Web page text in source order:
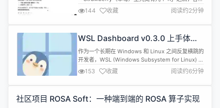
AI 厂商的主力模型，又集体栽进了一个新的逻辑黑
洞。 题目如下： 我想洗车，我家距离洗车店只有 50
米，请问你推荐我走路去还是开车去呢？ 各大 AI 的
简单事情复杂化” 千问则表示...
144 收藏 阅读约2分钟
WSL Dashboard v0.3.0 上手体
验，不仅是颜值党的最爱，更是
WSL 高效管理利器
作为一个长期在 Windows 和 Linux 之间反复横跳的
开发者，WSL (Windows Subsystem for Linux) 绝
对是我的心头好。它让我们无需双系统或笨重的虚拟
机，就能享受原生的 Linux 体验。 但是，随着使用
的深入，管理多个 WSL 发行版（Distro）逐渐变成
list ...
153 收藏 阅读约6分钟
社区项目 ROSA Soft：一种端到端的 ROSA 算子实现